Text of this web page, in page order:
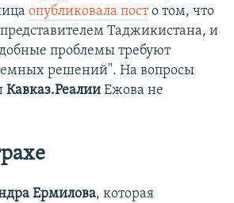
опубликовала посто том, что
Таджикистана, и
проблемы требуют
решений". На вопросы
Кавказ.Реалии Ежова не
Ермилова, которая